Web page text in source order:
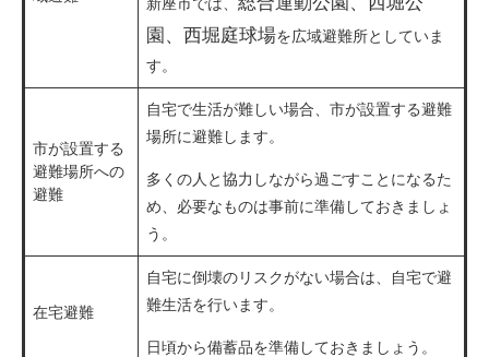
園、西堀庭球場を広域避難所としていま
す。
市が設置する
避難場所への
避難
自宅で生活が難しい場合、市が設置する避難
場所に避難します。
多くの人と協力しながら過ごすことになるた
め、必要なものは事前に準備しておきましょ
う。
在宅避難
自宅に倒壊のリスクがない場合は、自宅で避
難生活を行います。
日頃から備蓄品を準備しておきましょう。